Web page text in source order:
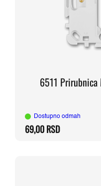
6511 Prirubnica
Dostupno odmah
69,00RSD